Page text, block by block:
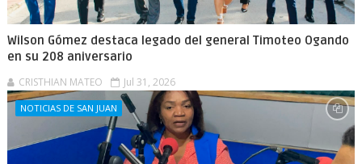
Wilson Gómez destaca legado del general Timoteo Ogando
en su 208 aniversario
CRISTHIAN MATEO Jul 31, 2026
NOTICIAS DE SAN JUAN